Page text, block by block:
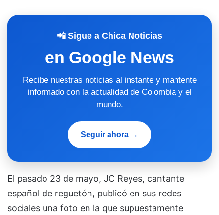
📲 Sigue a Chica Noticias
en Google News
Recibe nuestras noticias al instante y mantente
informado con la actualidad de Colombia y el
mundo.
Seguir ahora →
El pasado 23 de mayo, JC Reyes, cantante
español de reguetón, publicó en sus redes
sociales una foto en la que supuestamente